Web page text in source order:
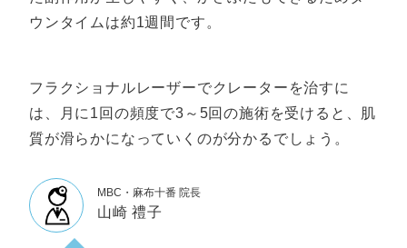
ウンタイムは約1週間です。
フラクショナルレーザーでクレーターを治すに
は、月に1回の頻度で3～5回の施術を受けると、肌
質が滑らかになっていくのが分かるでしょう。
MBC・麻布十番 院長
山崎 禮子